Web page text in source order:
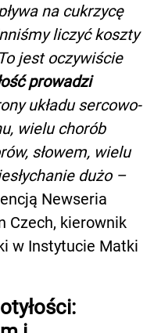
na cukrzycę
liczyć koszty
jest oczywiście
prowadzi
układu sercowo-
wielu chorób
słowem, wielu
dużo –
Newseria
Czech, kierownik
w Instytucie Matki